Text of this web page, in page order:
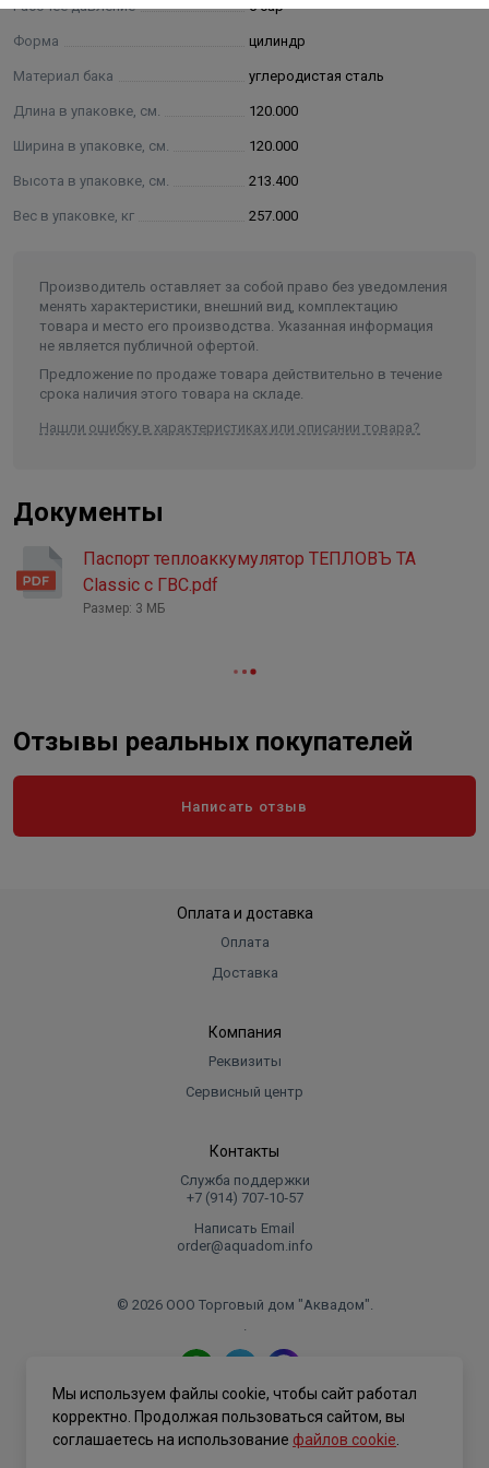
Рабочее давление 6 бар
Форма цилиндр
Материал бака углеродистая сталь
Длина в упаковке, см. 120.000
Ширина в упаковке, см. 120.000
Высота в упаковке, см. 213.400
Вес в упаковке, кг 257.000
Производитель оставляет за собой право без уведомления
менять характеристики, внешний вид, комплектацию
товара и место его производства. Указанная информация
не является публичной офертой.
Предложение по продаже товара действительно в течение
срока наличия этого товара на складе.
Нашли ошибку в характеристиках или описании товара?
Документы
Паспорт теплоаккумулятор ТЕПЛОВЪ ТА
Classic с ГВС.pdf
Размер: 3 МБ
Отзывы реальных покупателей
Написать отзыв
Оплата и доставка
Оплата
Доставка
Компания
Реквизиты
Сервисный центр
Контакты
Служба поддержки
+7 (914) 707‑10‑57
Написать Email
order@aquadom.info
© 2026 ООО Торговый дом "Аквадом".
.
Политика конфиденциальности
Мы используем файлы cookie, чтобы сайт работал
корректно. Продолжая пользоваться сайтом, вы
соглашаетесь на использование файлов cookie